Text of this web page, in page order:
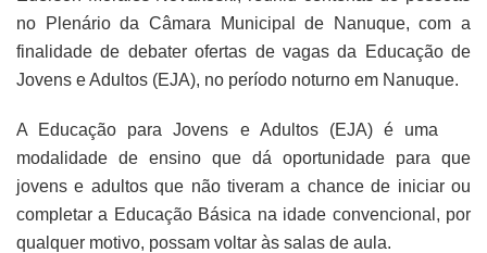
no Plenário da Câmara Municipal de Nanuque, com a
finalidade de debater ofertas de vagas da Educação de
Jovens e Adultos (EJA), no período noturno em Nanuque.
A Educação para Jovens e Adultos (EJA) é uma
modalidade de ensino que dá oportunidade para que
jovens e adultos que não tiveram a chance de iniciar ou
completar a Educação Básica na idade convencional, por
qualquer motivo, possam voltar às salas de aula.